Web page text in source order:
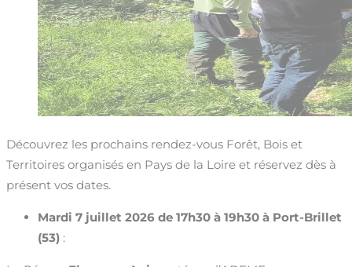
Découvrez les prochains rendez-vous Forêt, Bois et
Territoires organisés en Pays de la Loire et réservez dès à
présent vos dates.
Mardi 7 juillet 2026 de 17h30 à 19h30 à Port-Brillet
(53) :